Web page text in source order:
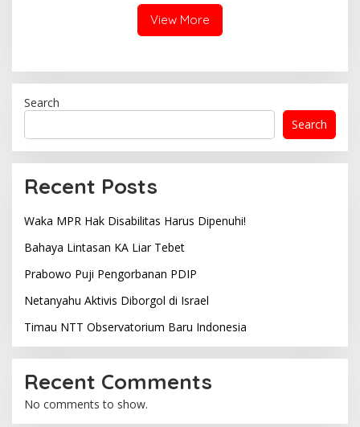
View More
Search
Search
Recent Posts
Waka MPR Hak Disabilitas Harus Dipenuhi!
Bahaya Lintasan KA Liar Tebet
Prabowo Puji Pengorbanan PDIP
Netanyahu Aktivis Diborgol di Israel
Timau NTT Observatorium Baru Indonesia
Recent Comments
No comments to show.